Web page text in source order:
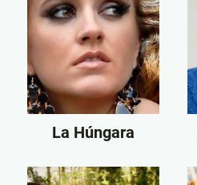
La Húngara